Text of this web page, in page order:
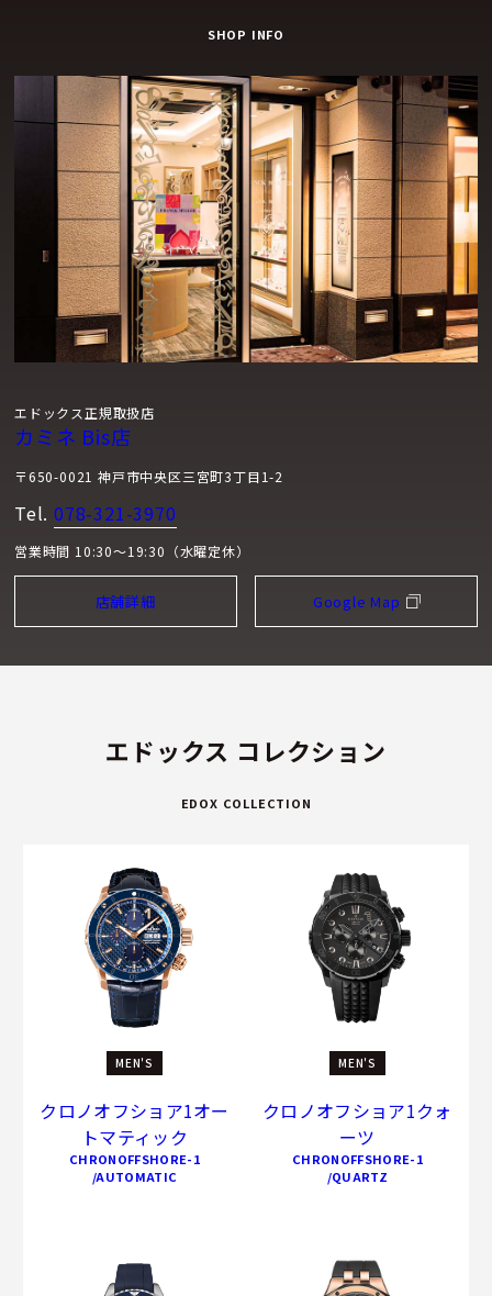
SHOP INFO
エドックス正規取扱店
カミネ Bis店
〒650-0021 神戸市中央区三宮町3丁目1-2
Tel. 078-321-3970
営業時間 10:30～19:30（水曜定休）
店舗詳細 Google Map
エドックス コレクション
EDOX COLLECTION
MEN'S
クロノオフショア1オー
トマティック
CHRONOFFSHORE-1
/AUTOMATIC
MEN'S
クロノオフショア1クォ
ーツ
CHRONOFFSHORE-1
/QUARTZ